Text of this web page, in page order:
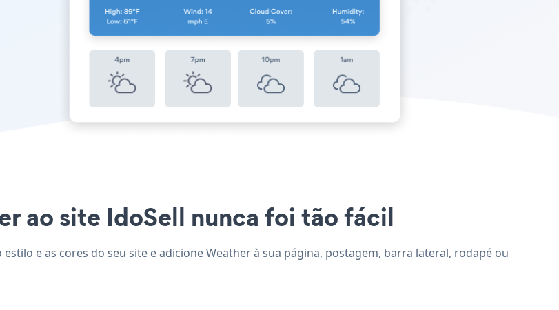
ao site IdoSell nunca foi tão fácil
e as cores do seu site e adicione Weather à sua página, postagem, barra lateral, rodapé ou